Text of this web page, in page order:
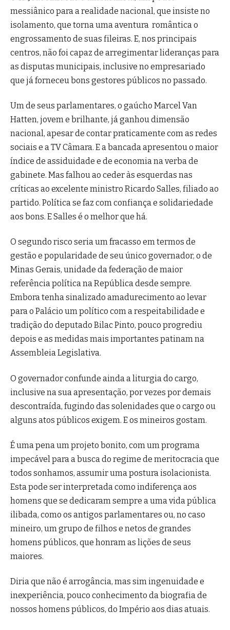
messiânico para a realidade nacional, que insiste no
isolamento, que torna uma aventura romântica o
engrossamento de suas fileiras. E, nos principais
centros, não foi capaz de arregimentar lideranças para
as disputas municipais, inclusive no empresariado
que já forneceu bons gestores públicos no passado.
Um de seus parlamentares, o gaúcho Marcel Van
Hatten, jovem e brilhante, já ganhou dimensão
nacional, apesar de contar praticamente com as redes
sociais e a TV Câmara. E a bancada apresentou o maior
índice de assiduidade e de economia na verba de
gabinete. Mas falhou ao ceder às esquerdas nas
críticas ao excelente ministro Ricardo Salles, filiado ao
partido. Política se faz com confiança e solidariedade
aos bons. E Salles é o melhor que há.
O segundo risco seria um fracasso em termos de
gestão e popularidade de seu único governador, o de
Minas Gerais, unidade da federação de maior
referência política na República desde sempre.
Embora tenha sinalizado amadurecimento ao levar
para o Palácio um político com a respeitabilidade e
tradição do deputado Bilac Pinto, pouco progrediu
depois e as medidas mais importantes patinam na
Assembleia Legislativa.
O governador confunde ainda a liturgia do cargo,
inclusive na sua apresentação, por vezes por demais
descontraída, fugindo das solenidades que o cargo ou
alguns atos públicos exigem. E os mineiros gostam.
É uma pena um projeto bonito, com um programa
impecável para a busca do regime de meritocracia que
todos sonhamos, assumir uma postura isolacionista.
Esta pode ser interpretada como indiferença aos
homens que se dedicaram sempre a uma vida pública
ilibada, como os antigos parlamentares ou, no caso
mineiro, um grupo de filhos e netos de grandes
homens públicos, que honram as lições de seus
maiores.
Diria que não é arrogância, mas sim ingenuidade e
inexperiência, pouco conhecimento da biografia de
nossos homens públicos, do Império aos dias atuais.